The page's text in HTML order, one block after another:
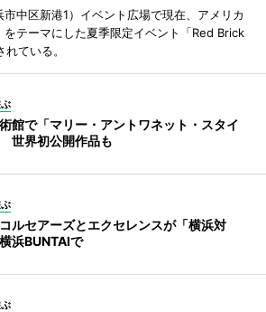
中区新港1）イベント広場で現在、アメリカ
テーマにした夏季限定イベント「Red Brick
ている。
館で「マリー・アントワネット・スタイ
世界初公開作品も
ルセアーズとエクセレンスが「横浜対
浜BUNTAIで